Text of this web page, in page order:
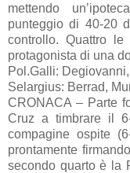
mettendo
punteggio di 40-20
controllo. Quattro
protagonista di una
Pol.Galli:
Selargius: Berrad,
CRONACA – Parte
Cruz a timbrare il
compagine ospite
prontamente
secondo quarto è la